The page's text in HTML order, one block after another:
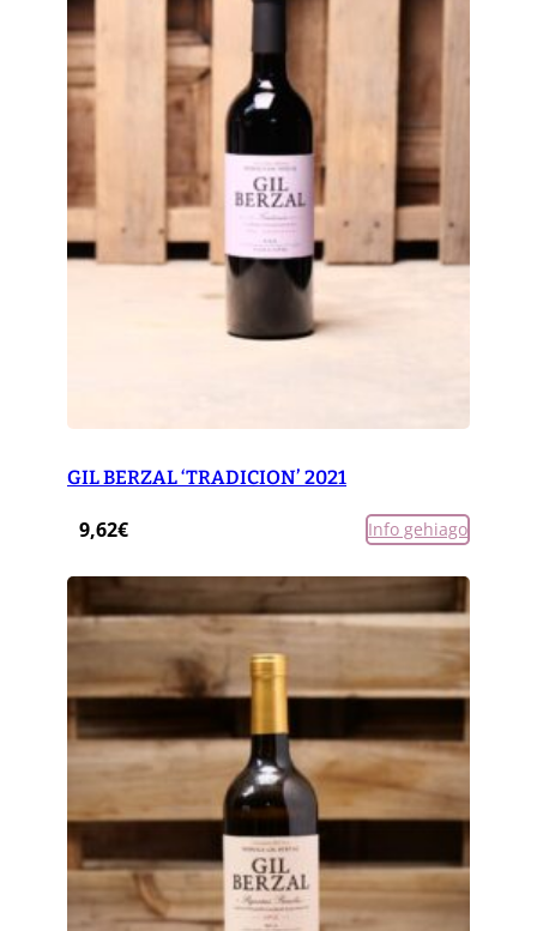
GIL BERZAL ‘TRADICION’ 2021
9,62€ Info gehiago